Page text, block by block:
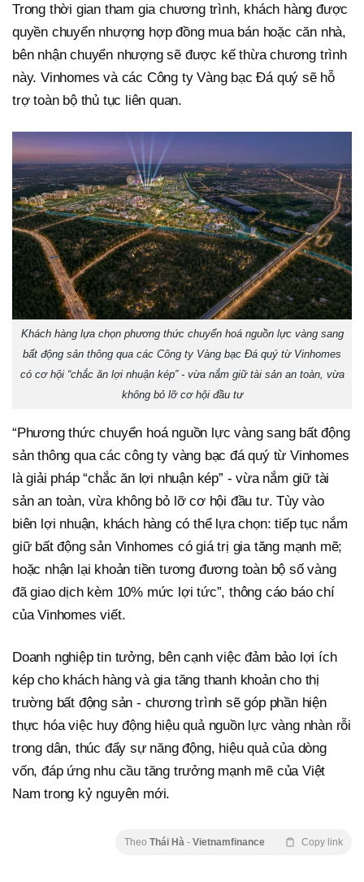
Trong thời gian tham gia chương trình, khách hàng được
quyền chuyển nhượng hợp đồng mua bán hoặc căn nhà,
bên nhận chuyển nhượng sẽ được kế thừa chương trình
này. Vinhomes và các Công ty Vàng bạc Đá quý sẽ hỗ
trợ toàn bộ thủ tục liên quan.
Khách hàng lựa chọn phương thức chuyển hoá nguồn lực vàng sang
bất động sản thông qua các Công ty Vàng bạc Đá quý từ Vinhomes
có cơ hội “chắc ăn lợi nhuận kép” - vừa nắm giữ tài sản an toàn, vừa
không bỏ lỡ cơ hội đầu tư
“Phương thức chuyển hoá nguồn lực vàng sang bất động
sản thông qua các công ty vàng bạc đá quý từ Vinhomes
là giải pháp “chắc ăn lợi nhuận kép” - vừa nắm giữ tài
sản an toàn, vừa không bỏ lỡ cơ hội đầu tư. Tùy vào
biên lợi nhuận, khách hàng có thể lựa chọn: tiếp tục nắm
giữ bất động sản Vinhomes có giá trị gia tăng mạnh mẽ;
hoặc nhận lại khoản tiền tương đương toàn bộ số vàng
đã giao dịch kèm 10% mức lợi tức”, thông cáo báo chí
của Vinhomes viết.
Doanh nghiệp tin tưởng, bên cạnh việc đảm bảo lợi ích
kép cho khách hàng và gia tăng thanh khoản cho thị
trường bất động sản - chương trình sẽ góp phần hiện
thực hóa việc huy động hiệu quả nguồn lực vàng nhàn rỗi
trong dân, thúc đẩy sự năng động, hiệu quả của dòng
vốn, đáp ứng nhu cầu tăng trưởng mạnh mẽ của Việt
Nam trong kỷ nguyên mới.
Theo Thái Hà - Vietnamfinance Copy link